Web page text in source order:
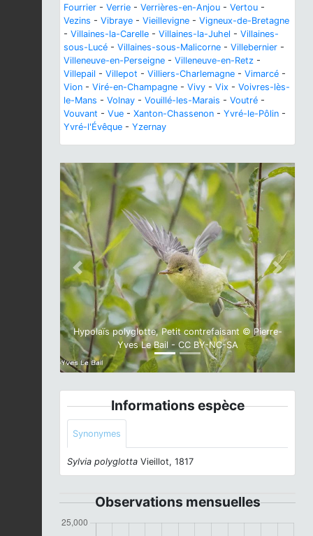
Fourrier - Verrie - Verrières-en-Anjou - Vertou -
Vezins - Vibraye - Vieillevigne - Vigneux-de-Bretagne
- Villaines-la-Carelle - Villaines-la-Juhel - Villaines-
sous-Lucé - Villaines-sous-Malicorne - Villebernier -
Villeneuve-en-Perseigne - Villeneuve-en-Retz -
Villepail - Villepot - Villiers-Charlemagne - Vimarcé -
Vion - Viré-en-Champagne - Vivy - Vix - Voivres-lès-
le-Mans - Volnay - Vouillé-les-Marais - Voutré -
Vouvant - Vue - Xanton-Chassenon - Yvré-le-Pôlin -
Yvré-l'Évêque - Yzernay
Hypolaïs polyglotte, Petit contrefaisant © Pierre-
Yves Le Bail - CC BY-NC-SA
Previous Next
Informations espèce
Synonymes
Sylvia polyglotta Vieillot, 1817
Observations mensuelles